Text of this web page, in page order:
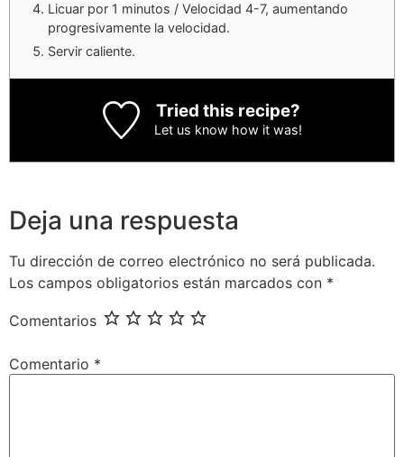
Licuar por 1 minutos / Velocidad 4-7, aumentando
progresivamente la velocidad.
Servir caliente.
Tried this recipe?
Let us know how it was!
Deja una respuesta
Tu dirección de correo electrónico no será publicada.
Los campos obligatorios están marcados con *
Comentarios
Comentario *